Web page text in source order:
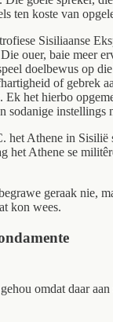
ten koste van
Sisiliaanse
ouer, baie meer
doelbewus op
of gebrek
Ek het hierbo
sodanige
het Athene in
het Athene se
geraak nie,
kon wees.
omdat daar